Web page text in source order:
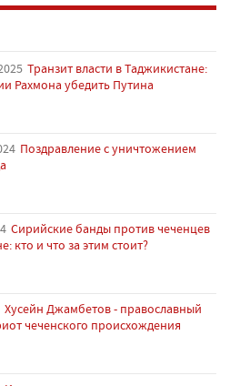
Транзит власти в Таджикистане:
Рахмона убедить Путина
Поздравление с уничтожением
Сирийские банды против чеченцев
кто и что за этим стоит?
Хусейн Джамбетов - православный
чеченского происхождения